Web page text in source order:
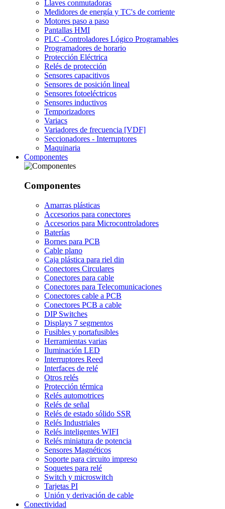
Llaves conmutadoras
Medidores de energía y TC's de corriente
Motores paso a paso
Pantallas HMI
PLC -Controladores Lógico Programables
Programadores de horario
Protección Eléctrica
Relés de protección
Sensores capacitivos
Sensores de posición lineal
Sensores fotoeléctricos
Sensores inductivos
Temporizadores
Variacs
Variadores de frecuencia [VDF]
Seccionadores - Interruptores
Maquinaria
Componentes
Componentes
Amarras plásticas
Accesorios para conectores
Accesorios para Microcontroladores
Baterías
Bornes para PCB
Cable plano
Caja plástica para riel din
Conectores Circulares
Conectores para cable
Conectores para Telecomunicaciones
Conectores cable a PCB
Conectores PCB a cable
DIP Switches
Displays 7 segmentos
Fusibles y portafusibles
Herramientas varias
Iluminación LED
Interruptores Reed
Interfaces de relé
Otros relés
Protección térmica
Relés automotrices
Relés de señal
Relés de estado sólido SSR
Relés Industriales
Relés inteligentes WIFI
Relés miniatura de potencia
Sensores Magnéticos
Soporte para circuito impreso
Soquetes para relé
Switch y microswitch
Tarjetas PI
Unión y derivación de cable
Conectividad